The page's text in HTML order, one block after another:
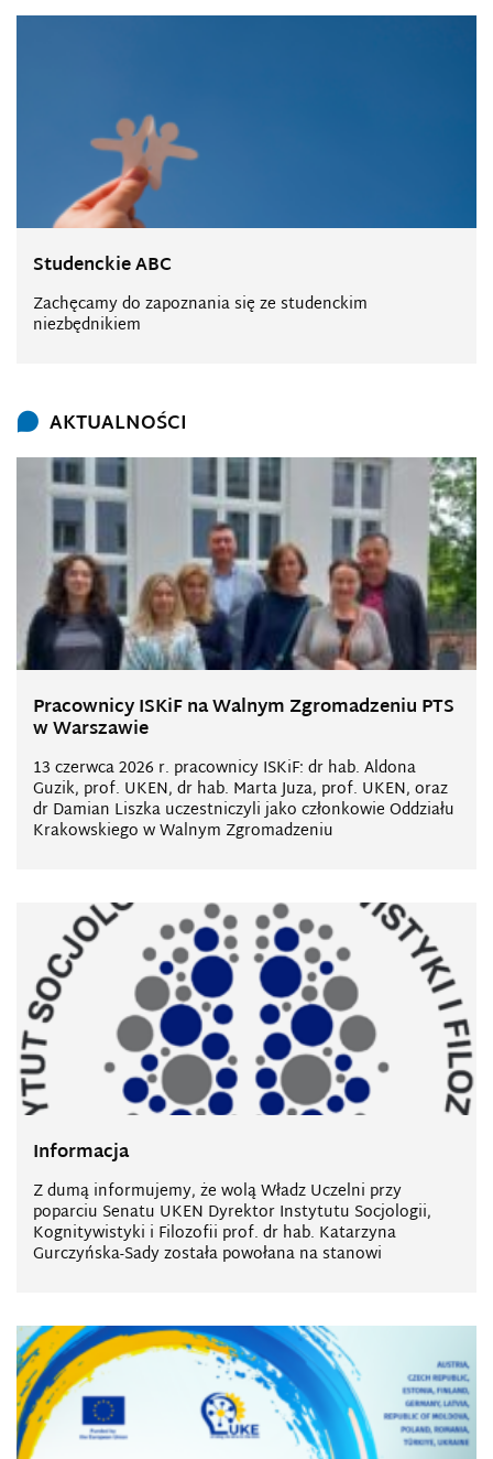
Studenckie ABC
Zachęcamy do zapoznania się ze studenckim
niezbędnikiem
AKTUALNOŚCI
Pracownicy ISKiF na Walnym Zgromadzeniu PTS
w Warszawie
13 czerwca 2026 r. pracownicy ISKiF: dr hab. Aldona
Guzik, prof. UKEN, dr hab. Marta Juza, prof. UKEN, oraz
dr Damian Liszka uczestniczyli jako członkowie Oddziału
Krakowskiego w Walnym Zgromadzeniu
Informacja
Z dumą informujemy, że wolą Władz Uczelni przy
poparciu Senatu UKEN Dyrektor Instytutu Socjologii,
Kognitywistyki i Filozofii prof. dr hab. Katarzyna
Gurczyńska-Sady została powołana na stanowi